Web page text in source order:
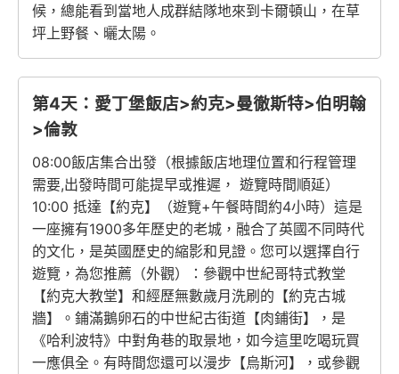
候，總能看到當地人成群結隊地來到卡爾頓山，在草
坪上野餐、曬太陽。
第4天：愛丁堡飯店>約克>曼徹斯特>伯明翰
>倫敦
08:00飯店集合出發（根據飯店地理位置和行程管理
需要,出發時間可能提早或推遲， 遊覽時間順延）
10:00 抵達【約克】（遊覽+午餐時間約4小時）這是
一座擁有1900多年歷史的老城，融合了英國不同時代
的文化，是英國歷史的縮影和見證。您可以選擇自行
遊覽，為您推薦（外觀）：參觀中世紀哥特式教堂
【約克大教堂】和經歷無數歲月洗刷的【約克古城
牆】。鋪滿鵝卵石的中世紀古街道【肉鋪街】，是
《哈利波特》中對角巷的取景地，如今這里吃喝玩買
一應俱全。有時間您還可以漫步【烏斯河】，或參觀